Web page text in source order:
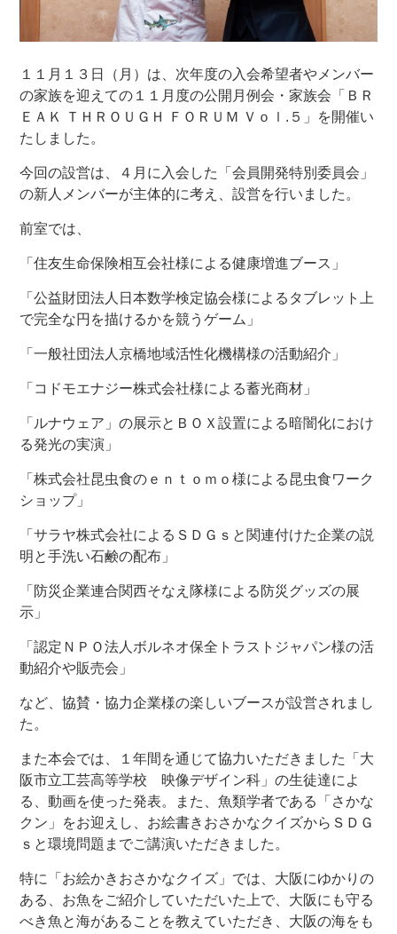
１１月１３日（月）は、次年度の入会希望者やメンバー
の家族を迎えての１１月度の公開月例会・家族会「ＢＲ
ＥＡＫ ＴＨＲＯＵＧＨ ＦＯＲＵＭ Ｖｏｌ.５」を開催い
たしました。
今回の設営は、４月に入会した「会員開発特別委員会」
の新人メンバーが主体的に考え、設営を行いました。
前室では、
「住友生命保険相互会社様による健康増進ブース」
「公益財団法人日本数学検定協会様によるタブレット上
で完全な円を描けるかを競うゲーム」
「一般社団法人京橋地域活性化機構様の活動紹介」
「コドモエナジー株式会社様による蓄光商材」
「ルナウェア」の展示とＢＯＸ設置による暗闇化におけ
る発光の実演」
「株式会社昆虫食のｅｎｔｏｍｏ様による昆虫食ワーク
ショップ」
「サラヤ株式会社によるＳＤＧｓと関連付けた企業の説
明と手洗い石鹸の配布」
「防災企業連合関西そなえ隊様による防災グッズの展
示」
「認定ＮＰＯ法人ボルネオ保全トラストジャパン様の活
動紹介や販売会」
など、協賛・協力企業様の楽しいブースが設営されまし
た。
また本会では、１年間を通じて協力いただきました「大
阪市立工芸高等学校 映像デザイン科」の生徒達によ
る、動画を使った発表。また、魚類学者である「さかな
クン」をお迎えし、お絵書きおさかなクイズからＳＤＧ
ｓと環境問題までご講演いただきました。
特に「お絵かきおさかなクイズ」では、大阪にゆかりの
ある、お魚をご紹介していただいた上で、大阪にも守る
べき魚と海があることを教えていただき、大阪の海をも